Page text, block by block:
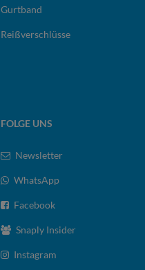
Gurtband
Reißverschlüsse
FOLGE UNS
Newsletter
WhatsApp
Facebook
Snaply Insider
Instagram